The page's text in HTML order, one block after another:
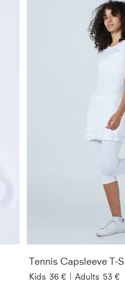
Tennis Capsleeve T-
Kids 36 € | Adults 53 €